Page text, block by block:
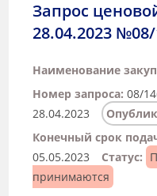
Запрос
28.04.2023 №08/
Наименование
Номер запроса: 08/
28.04.2023
Конечный срок
05.05.2023
Статус:
принимаются